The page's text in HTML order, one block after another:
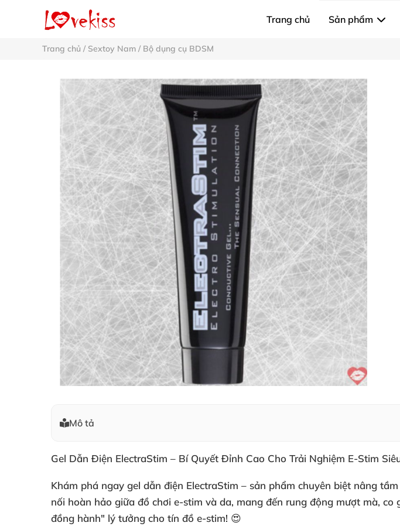
Trang chủ Sản phẩm
Trang chủ / Sextoy Nam / Bộ dụng cụ BDSM
Mô tả
Gel Dẫn Điện ElectraStim – Bí Quyết Đỉnh Cao Cho Trải Nghiệm E-Stim
Khám phá ngay gel dẫn điện ElectraStim – sản phẩm chuyên biệt nâng
nối hoàn hảo giữa đồ chơi e-stim và da, mang đến rung động mượt mà,
đồng hành" lý tưởng cho tín đồ e-stim! 😍